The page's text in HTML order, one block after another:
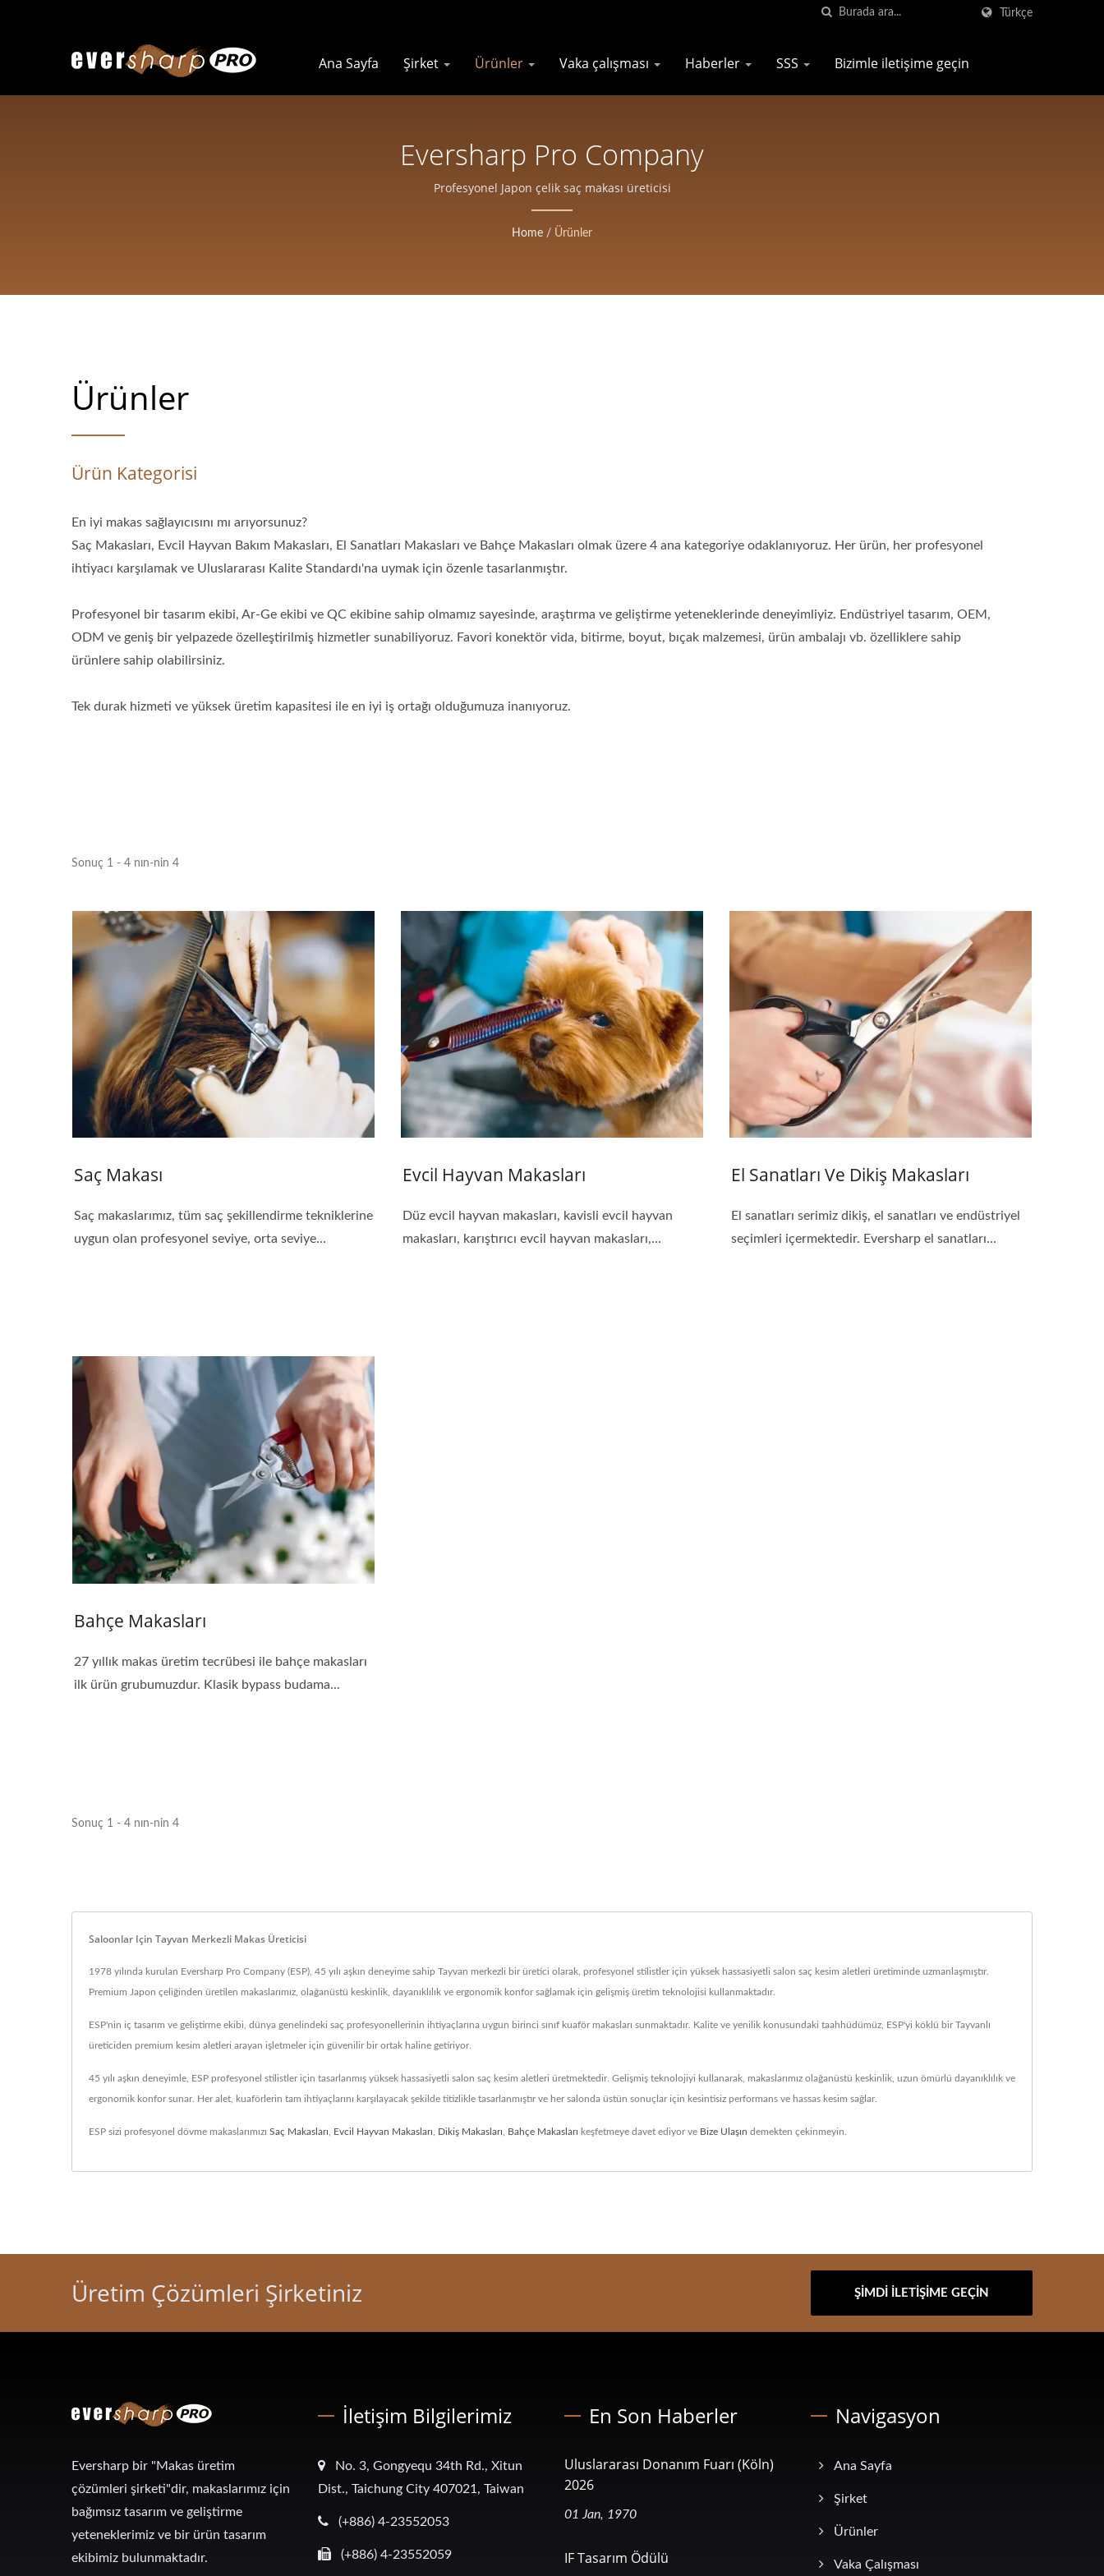
Türkçe
Ana Sayfa Şirket Ürünler Vaka çalışması Haberler SSS Bizimle iletişime geçin
Eversharp Pro Company
Profesyonel Japon çelik saç makası üreticisi
Home / Ürünler
Ürünler
Ürün Kategorisi
En iyi makas sağlayıcısını mı arıyorsunuz?
Saç Makasları, Evcil Hayvan Bakım Makasları, El Sanatları Makasları ve Bahçe Makasları olmak üzere 4 ana kategoriye odaklanıyoruz. Her ürün, her profesyonel
ihtiyacı karşılamak ve Uluslararası Kalite Standardı'na uymak için özenle tasarlanmıştır.
Profesyonel bir tasarım ekibi, Ar-Ge ekibi ve QC ekibine sahip olmamız sayesinde, araştırma ve geliştirme yeteneklerinde deneyimliyiz. Endüstriyel tasarım, OEM,
ODM ve geniş bir yelpazede özelleştirilmiş hizmetler sunabiliyoruz. Favori konektör vida, bitirme, boyut, bıçak malzemesi, ürün ambalajı vb. özelliklere sahip
ürünlere sahip olabilirsiniz.
Tek durak hizmeti ve yüksek üretim kapasitesi ile en iyi iş ortağı olduğumuza inanıyoruz.
Sonuç 1 - 4 nın-nin 4
Saç Makası
Saç makaslarımız, tüm saç şekillendirme tekniklerine
uygun olan profesyonel seviye, orta seviye...
Evcil Hayvan Makasları
Düz evcil hayvan makasları, kavisli evcil hayvan
makasları, karıştırıcı evcil hayvan makasları,...
El Sanatları Ve Dikiş Makasları
El sanatları serimiz dikiş, el sanatları ve endüstriyel
seçimleri içermektedir. Eversharp el sanatları...
Bahçe Makasları
27 yıllık makas üretim tecrübesi ile bahçe makasları
ilk ürün grubumuzdur. Klasik bypass budama...
Sonuç 1 - 4 nın-nin 4
Saloonlar Için Tayvan Merkezli Makas Üreticisi
1978 yılında kurulan Eversharp Pro Company (ESP), 45 yılı aşkın deneyime sahip Tayvan merkezli bir üretici olarak, profesyonel stilistler için yüksek hassasiyetli salon saç kesim aletleri üretiminde uzmanlaşmıştır.
Premium Japon çeliğinden üretilen makaslarımız, olağanüstü keskinlik, dayanıklılık ve ergonomik konfor sağlamak için gelişmiş üretim teknolojisi kullanmaktadır.
ESP'nin iç tasarım ve geliştirme ekibi, dünya genelindeki saç profesyonellerinin ihtiyaçlarına uygun birinci sınıf kuaför makasları sunmaktadır. Kalite ve yenilik konusundaki taahhüdümüz, ESP'yi köklü bir Tayvanlı
üreticiden premium kesim aletleri arayan işletmeler için güvenilir bir ortak haline getiriyor.
45 yılı aşkın deneyimle, ESP profesyonel stilistler için tasarlanmış yüksek hassasiyetli salon saç kesim aletleri üretmektedir. Gelişmiş teknolojiyi kullanarak, makaslarımız olağanüstü keskinlik, uzun ömürlü dayanıklılık ve
ergonomik konfor sunar. Her alet, kuaförlerin tam ihtiyaçlarını karşılayacak şekilde titizlikle tasarlanmıştır ve her salonda üstün sonuçlar için kesintisiz performans ve hassas kesim sağlar.
ESP sizi profesyonel dövme makaslarımızı Saç Makasları Evcil Hayvan Makasları Dikiş Makasları Bahçe Makasları keşfetmeye davet ediyor ve Bize Ulaşın demekten çekinmeyin.
Üretim Çözümleri Şirketiniz ŞIMDI İLETIŞIME GEÇIN
Eversharp bir "Makas üretim
çözümleri şirketi"dir, makaslarımız için
bağımsız tasarım ve geliştirme
yeteneklerimiz ve bir ürün tasarım
ekibimiz bulunmaktadır.
İletişim Bilgilerimiz
No. 3, Gongyequ 34th Rd., Xitun
Dist., Taichung City 407021, Taiwan
(+886) 4-23552053
(+886) 4-23552059
En Son Haberler
Uluslararası Donanım Fuarı (Köln)
2026
01 Jan, 1970
IF Tasarım Ödülü
Navigasyon
Ana Sayfa
Şirket
Ürünler
Vaka Çalışması